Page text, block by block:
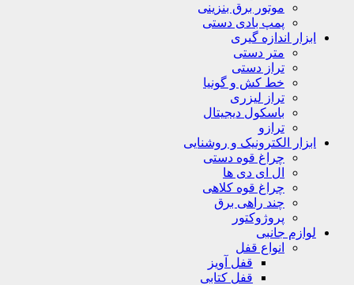
موتور برق بنزینی
پمپ بادی دستی
ابزار اندازه گیری
متر دستی
تراز دستی
خط کش و گونیا
تراز لیزری
باسکول دیجیتال
ترازو
ابزار الکترونیک و روشنایی
چراغ قوه دستی
ال ای دی ها
چراغ قوه کلاهی
چند راهی برق
پروژوکتور
لوازم جانبی
انواع قفل
قفل آویز
قفل کتابی